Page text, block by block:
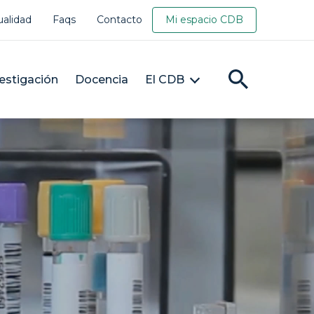
Faqs Contacto Mi espacio CDB
Docencia El CDB